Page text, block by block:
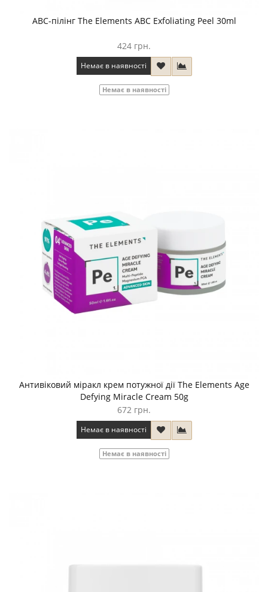
ABC-пілінг The Elements ABC Exfoliating Peel 30ml
424 грн.
Немає в наявності
Немає в наявності
Антивіковий міракл крем потужної дії The Elements Age
Defying Miracle Cream 50g
672 грн.
Немає в наявності
Немає в наявності